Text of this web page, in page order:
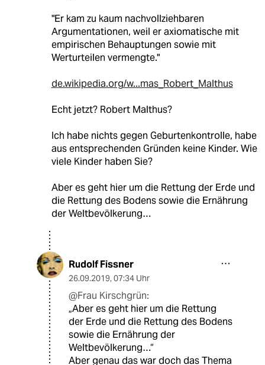
"Er kam zu kaum nachvollziehbaren
Argumentationen, weil er axiomatische mit
empirischen Behauptungen sowie mit
Werturteilen vermengte."
de.wikipedia.org/w...mas_Robert_Malthus
Echt jetzt? Robert Malthus?
Ich habe nichts gegen Geburtenkontrolle, habe
aus entsprechenden Gründen keine Kinder. Wie
viele Kinder haben Sie?
Aber es geht hier um die Rettung der Erde und
die Rettung des Bodens sowie die Ernährung
der Weltbevölkerung…
Rudolf Fissner
26.09.2019, 07:34 Uhr
@Frau Kirschgrün:
„Aber es geht hier um die Rettung
der Erde und die Rettung des Bodens
sowie die Ernährung der
Weltbevölkerung…“
Aber genau das war doch das Thema